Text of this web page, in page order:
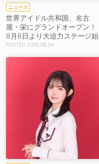
ニュース
世界アイドル共和国、名古
屋・栄にグランドオープン！
8月8日より大迫力ステージ始
動
2026.08.04